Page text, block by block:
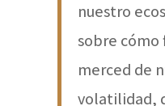
nuestro
sobre cómo
merced de
volatilidad,